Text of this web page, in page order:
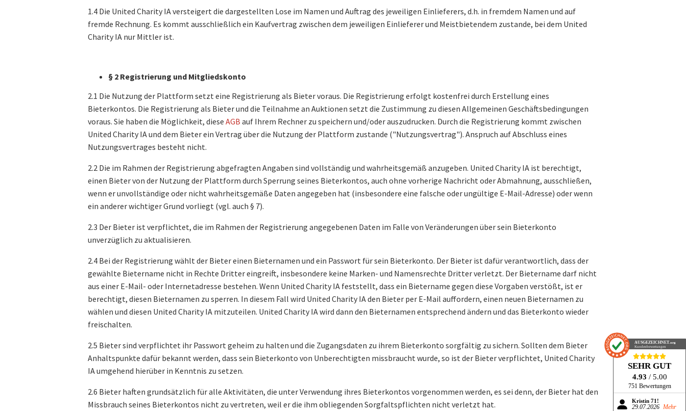
1.4 Die United Charity IA versteigert die dargestellten Lose im Namen und Auftrag des jeweiligen Einlieferers, d.h. in fremdem Namen und auf
fremde Rechnung. Es kommt ausschließlich ein Kaufvertrag zwischen dem jeweiligen Einlieferer und Meistbietendem zustande, bei dem United
Charity IA nur Mittler ist.
§ 2 Registrierung und Mitgliedskonto
2.1 Die Nutzung der Plattform setzt eine Registrierung als Bieter voraus. Die Registrierung erfolgt kostenfrei durch Erstellung eines
Bieterkontos. Die Registrierung als Bieter und die Teilnahme an Auktionen setzt die Zustimmung zu diesen Allgemeinen Geschäftsbedingungen
voraus. Sie haben die Möglichkeit, diese AGB auf Ihrem Rechner zu speichern und/oder auszudrucken. Durch die Registrierung kommt zwischen
United Charity IA und dem Bieter ein Vertrag über die Nutzung der Plattform zustande ("Nutzungsvertrag"). Anspruch auf Abschluss eines
Nutzungsvertrages besteht nicht.
2.2 Die im Rahmen der Registrierung abgefragten Angaben sind vollständig und wahrheitsgemäß anzugeben. United Charity IA ist berechtigt,
einen Bieter von der Nutzung der Plattform durch Sperrung seines Bieterkontos, auch ohne vorherige Nachricht oder Abmahnung, ausschließen,
wenn er unvollständige oder nicht wahrheitsgemäße Daten angegeben hat (insbesondere eine falsche oder ungültige E-Mail-Adresse) oder wenn
ein anderer wichtiger Grund vorliegt (vgl. auch § 7).
2.3 Der Bieter ist verpflichtet, die im Rahmen der Registrierung angegebenen Daten im Falle von Veränderungen über sein Bieterkonto
unverzüglich zu aktualisieren.
2.4 Bei der Registrierung wählt der Bieter einen Bieternamen und ein Passwort für sein Bieterkonto. Der Bieter ist dafür verantwortlich, dass der
gewählte Bietername nicht in Rechte Dritter eingreift, insbesondere keine Marken- und Namensrechte Dritter verletzt. Der Bietername darf nicht
aus einer E-Mail- oder Internetadresse bestehen. Wenn United Charity IA feststellt, dass ein Bietername gegen diese Vorgaben verstößt, ist er
berechtigt, diesen Bieternamen zu sperren. In diesem Fall wird United Charity IA den Bieter per E-Mail auffordern, einen neuen Bieternamen zu
wählen und diesen United Charity IA mitzuteilen. United Charity IA wird dann den Bieternamen entsprechend ändern und das Bieterkonto wieder
freischalten.
2.5 Bieter sind verpflichtet ihr Passwort geheim zu halten und die Zugangsdaten zu ihrem Bieterkonto sorgfältig zu sichern. Sollten dem Bieter
Anhaltspunkte dafür bekannt werden, dass sein Bieterkonto von Unberechtigten missbraucht wurde, so ist der Bieter verpflichtet, United Charity
IA umgehend hierüber in Kenntnis zu setzen.
2.6 Bieter haften grundsätzlich für alle Aktivitäten, die unter Verwendung ihres Bieterkontos vorgenommen werden, es sei denn, der Bieter hat den
Missbrauch seines Bieterkontos nicht zu vertreten, weil er die ihm obliegenden Sorgfaltspflichten nicht verletzt hat.
AUSGEZEICHNET.org
Kundenbewertungen
SEHR GUT
4.93 / 5.00
751 Bewertungen
Kristin 71!
29.07.2026 Mehr